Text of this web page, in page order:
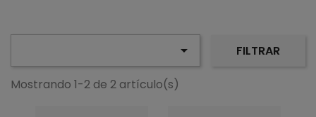
 FILTRAR
Mostrando 1-2 de 2 artículo(s)